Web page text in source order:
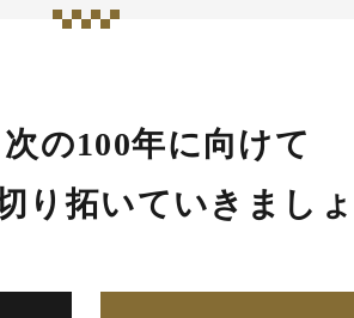
の100年に向けて
り拓いていきまし